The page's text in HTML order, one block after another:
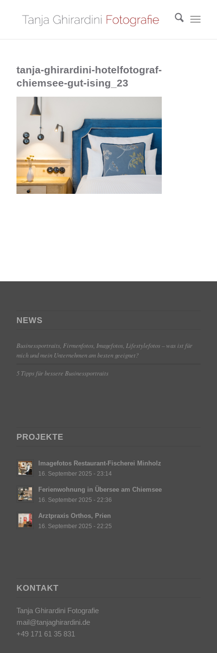
tanja-ghirardini-hotelfotograf-
chiemsee-gut-ising_23
NEWS
Businessportraits, Firmenfotos, Imagefotos, Lifestylefotos – was ist für
mich und mein Unternehmen am besten geeignet?
5 Tipps für bessere Businessportraits
PROJEKTE
Imagefotos Restaurant-Fischerei Minholz
16. September 2025 - 23:14
Ferienwohnung in Übersee am Chiemsee
16. September 2025 - 22:36
Arztpraxis Orthos, Prien
16. September 2025 - 22:25
KONTAKT
Tanja Ghirardini Fotografie
mail@tanjaghirardini.de
+49 171 61 35 831